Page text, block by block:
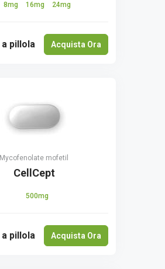
8mg 16mg 24mg
a pillola Acquista Ora
Mycofenolate mofetil
CellCept
500mg
a pillola Acquista Ora